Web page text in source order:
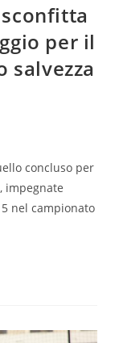
per il
salvezza
concluso per
impegnate
nel campionato